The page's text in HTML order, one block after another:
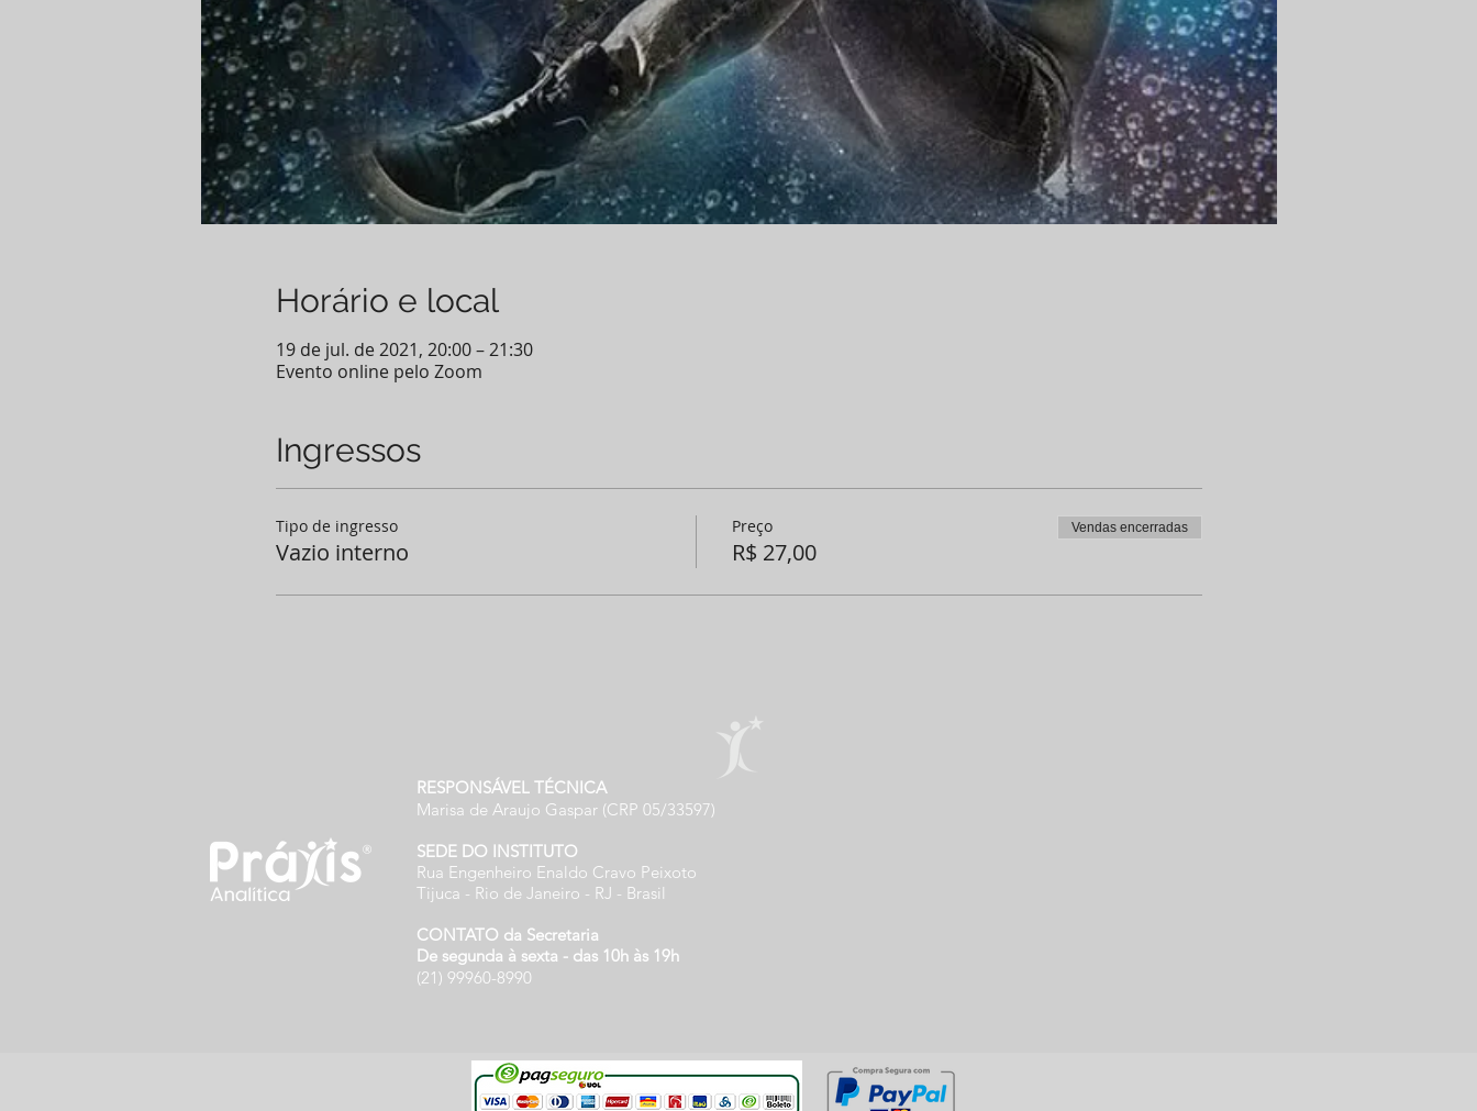
Horário e local
19 de jul. de 2021, 20:00 – 21:30
Evento online pelo Zoom
Ingressos
Tipo de ingresso
Vazio interno
Preço
R$ 27,00
Vendas encerradas
RESPONSÁVEL TÉCNICA
Marisa de Araujo Gaspar (CRP 05/33597)
SEDE DO INSTITUTO
Rua Engenheiro Enaldo Cravo Peixoto
Tijuca - Rio de Janeiro - RJ - Brasil
CONTATO da Secretaria
De segunda à sexta - das 10h às 19h
(21) 99960-8990